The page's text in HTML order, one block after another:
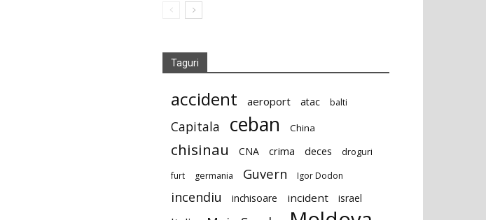
Taguri
accident aeroport atac balti
Capitala ceban China
chisinau CNA crima deces droguri
furt germania Guvern Igor Dodon
incendiu inchisoare incident israel